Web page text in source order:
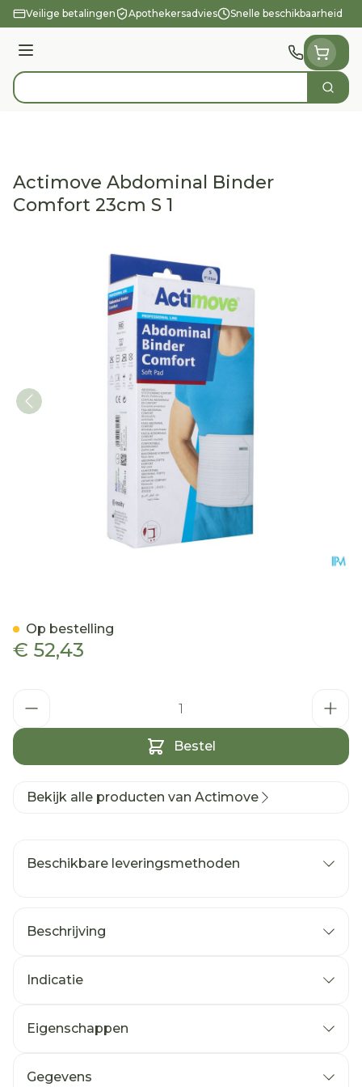
Ga naar de inhoud
Veilige betalingen Apothekersadvies Snelle beschikbaarheid
Menu
Product, merk, categorie... Zoek
Actimove Abdominal Binder
Comfort 23cm S 1
€ 52,43
Bestel
Op bestelling
Bekijk alle producten van Actimove
Beschikbare leveringsmethoden
Beschrijving
Indicatie
Eigenschappen
Gegevens